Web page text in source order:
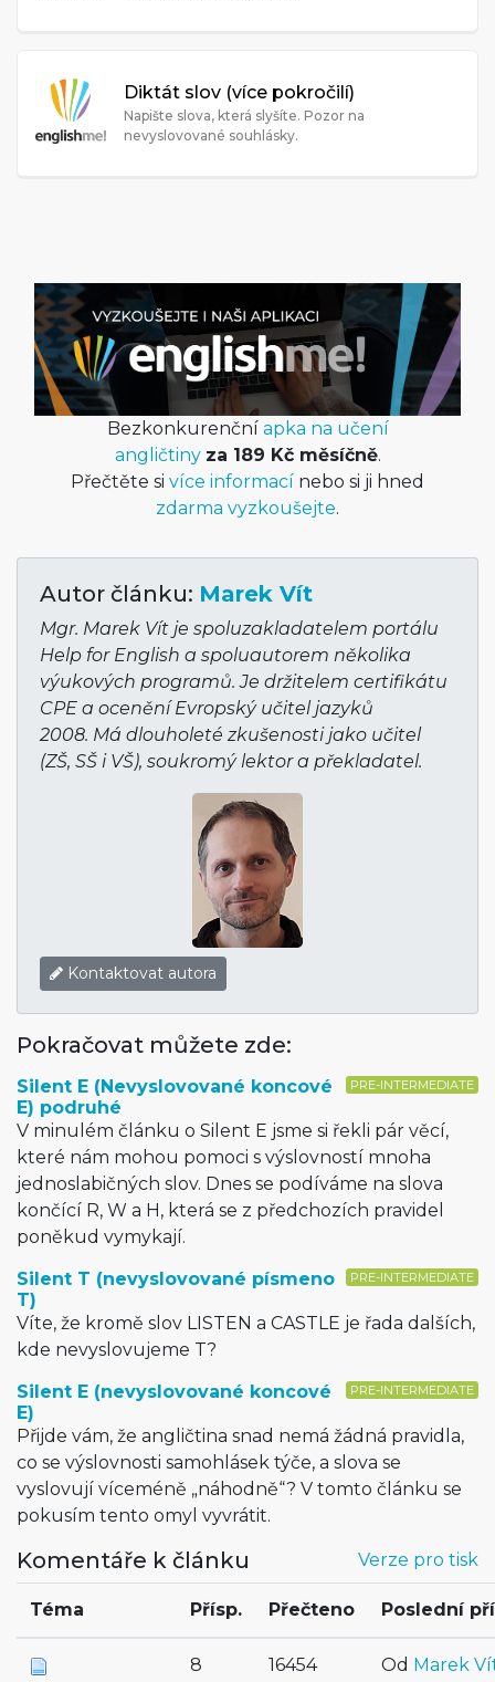
Diktát slov (více pokročilí)
Napište slova, která slyšíte. Pozor na
nevyslovované souhlásky.
Bezkonkurenční apka na učení
angličtiny za 189 Kč měsíčně.
Přečtěte si více informací nebo si ji hned
zdarma vyzkoušejte.
Autor článku: Marek Vít
Mgr. Marek Vít je spoluzakladatelem portálu
Help for English a spoluautorem několika
výukových programů. Je držitelem certifikátu
CPE a ocenění Evropský učitel jazyků
2008. Má dlouholeté zkušenosti jako učitel
(ZŠ, SŠ i VŠ), soukromý lektor a překladatel.
Kontaktovat autora
Pokračovat můžete zde:
PRE-INTERMEDIATE
Silent E (Nevyslovované koncové
E) podruhé
V minulém článku o Silent E jsme si řekli pár věcí,
které nám mohou pomoci s výslovností mnoha
jednoslabičných slov. Dnes se podíváme na slova
končící R, W a H, která se z předchozích pravidel
poněkud vymykají.
PRE-INTERMEDIATE
Silent T (nevyslovované písmeno
T)
Víte, že kromě slov LISTEN a CASTLE je řada dalších,
kde nevyslovujeme T?
PRE-INTERMEDIATE
Silent E (nevyslovované koncové
E)
Přijde vám, že angličtina snad nemá žádná pravidla,
co se výslovnosti samohlásek týče, a slova se
vyslovují víceméně „náhodně“? V tomto článku se
pokusím tento omyl vyvrátit.
Verze pro tisk
Komentáře k článku
Téma Přísp. Přečteno Poslední
8 16454 Od Marek